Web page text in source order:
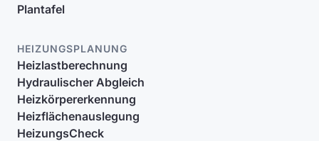
Plantafel
HEIZUNGSPLANUNG
Heizlastberechnung
Hydraulischer Abgleich
Heizkörpererkennung
Heizflächenauslegung
HeizungsCheck